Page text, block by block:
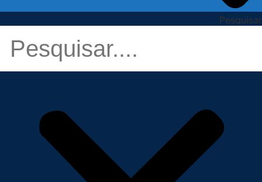
Pesquisar